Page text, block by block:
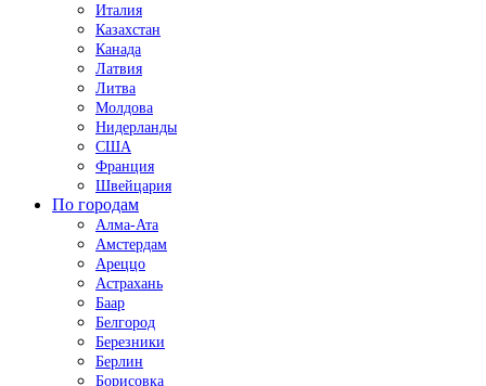
Италия
Казахстан
Канада
Латвия
Литва
Молдова
Нидерланды
США
Франция
Швейцария
По городам
Алма-Ата
Амстердам
Ареццо
Астрахань
Баар
Белгород
Березники
Берлин
Борисовка